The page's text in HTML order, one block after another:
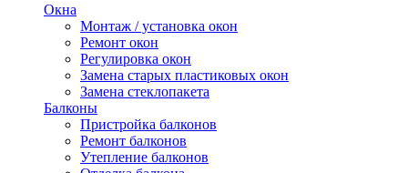
Окна
Монтаж / установка окон
Ремонт окон
Регулировка окон
Замена старых пластиковых окон
Замена стеклопакета
Балконы
Пристройка балконов
Ремонт балконов
Утепление балконов